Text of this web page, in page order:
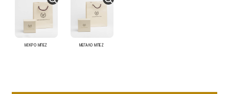
ΜΙΚΡΟ ΜΠΕΖ ΜΕΓΑΛΟ ΜΠΕΖ